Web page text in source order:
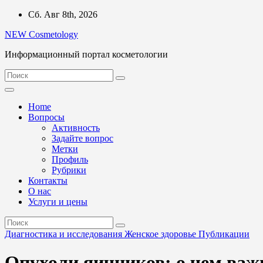
Перейти
содержимому
Сб. Авг 8th, 2026
NEW Cosmetology
Информационный портал косметологии
Home
Вопросы
Активность
Задайте вопрос
Метки
Профиль
Рубрики
Контакты
О нас
Услуги и цены
Диагностика и исследования Женское здоровье Публикации